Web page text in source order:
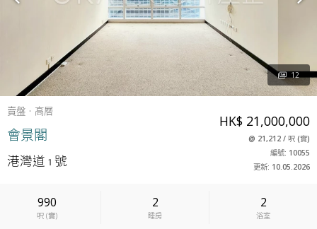
賣盤 高層
會景閣
港灣道 1 號
HK$ 21,000,000
@ 21,212/ 呎(實)
編號: 10055
更新: 10.05.2026
990
呎(實)
2
睡房
2
浴室
12